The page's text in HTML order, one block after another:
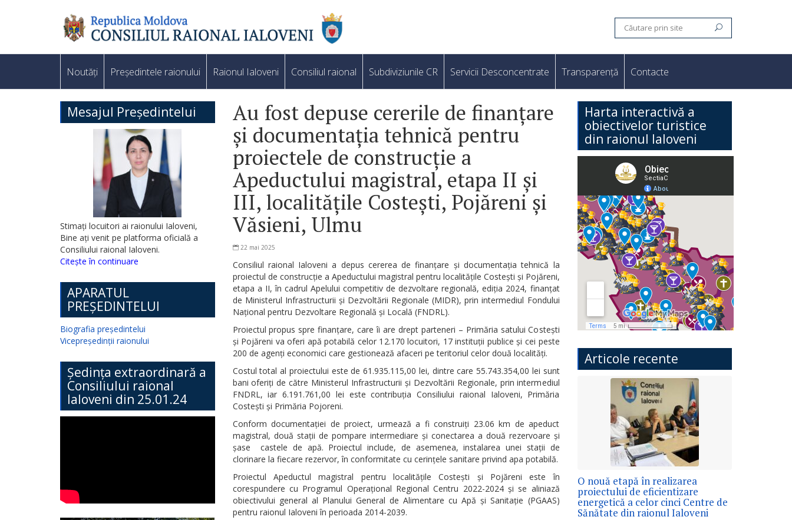
Noutăți Președintele raionului Raionul Ialoveni Consiliul raional Subdiviziunile CR Servicii Desconcentrate Transparență Contacte
Mesajul Președintelui
Stimați locuitori ai raionului Ialoveni,
Bine ați venit pe platforma oficială a
Consiliului raional Ialoveni.
Citește în continuare
APARATUL
PREȘEDINTELUI
Biografia președintelui
Vicepreședinții raionului
Ședința extraordinară a
Consiliului raional
Ialoveni din 25.01.24
Au fost depuse cererile de finanțare
și documentația tehnică pentru
proiectele de construcție a
Apeductului magistral, etapa II și
III, localitățile Costești, Pojăreni și
Văsieni, Ulmu
22 mai 2025
Consiliul raional Ialoveni a depus cererea de finanțare și documentația tehnică la
proiectul de construcție a Apeductului magistral pentru localitățile Costești și Pojăreni,
etapa a II, în cadrul Apelului competitiv de dezvoltare regională, ediția 2024, finanțat
de Ministerul Infrastructurii și Dezvoltării Regionale (MIDR), prin intermediul Fondului
Național pentru Dezvoltare Regională și Locală (FNDRL).
Proiectul propus spre finanțare, care îi are drept parteneri – Primăria satului Costești
și Pojăreni va oferi apă potabilă celor 12.170 locuitori, 17 instituții publice și cei peste
200 de agenți economici care gestionează afaceri pe teritoriul celor două localități.
Costul total al proiectului este de 61.935.115,00 lei, dintre care 55.743.354,00 lei sunt
bani oferiți de către Ministerul Infrastructurii și Dezvoltării Regionale, prin intermediul
FNDRL, iar 6.191.761,00 lei este contribuția Consiliului raional Ialoveni, Primăria
Costești și Primăria Pojoreni.
Conform documentației de proiect, urmează a fi construiți 23.06 km de apeduct
magistral, două stații de pompare intermediare și conectarea a două rezervoare și
șase castele de apă. Proiectul include, de asemenea, instalarea unei stații de
clorinare la fiecare rezervor, în conformitate cu cerințele sanitare privind apa potabilă.
Proiectul Apeductul magistral pentru localitățile Costești și Pojăreni este în
corespundere cu Programul Operațional Regional Centru 2022-2024 și se aliniază
obiectivului general al Planului General de Alimentare cu Apă și Sanitație (PGAAS)
pentru raionul Ialoveni în perioada 2014-2039.
Harta interactivă a
obiectivelor turistice
din raionul Ialoveni
Articole recente
O nouă etapă în realizarea
proiectului de eficientizare
energetică a celor cinci Centre de
Sănătate din raionul Ialoveni